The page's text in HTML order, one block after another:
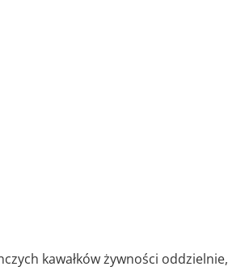
kawałków żywności oddzielnie,